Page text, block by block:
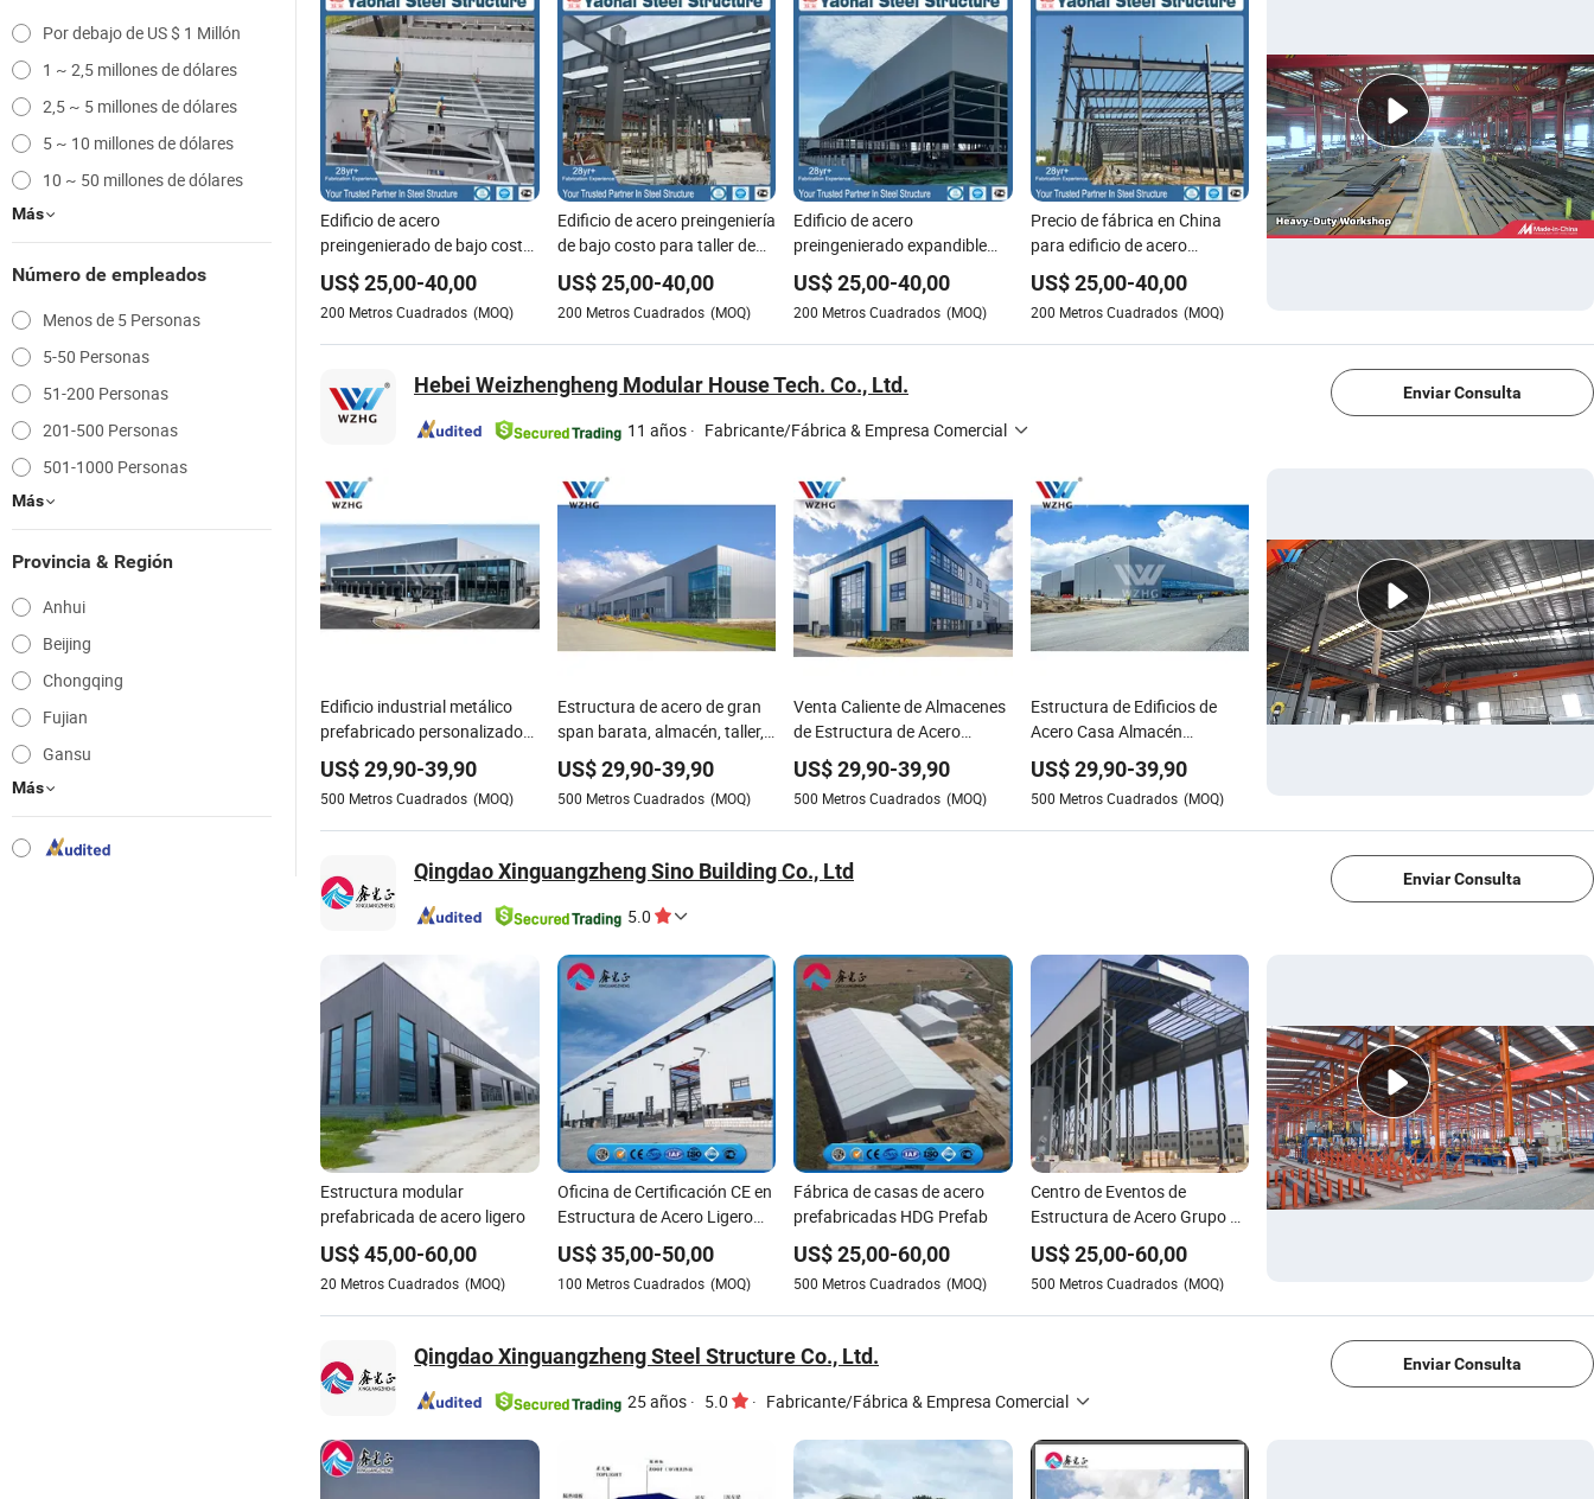
Por debajo de US $ 1 Millón
1 ~ 2,5 millones de dólares
2,5 ~ 5 millones de dólares
5 ~ 10 millones de dólares
10 ~ 50 millones de dólares
Más
Número de empleados
Menos de 5 Personas
5-50 Personas
51-200 Personas
201-500 Personas
501-1000 Personas
Más
Provincia & Región
Anhui
Beijing
Chongqing
Fujian
Gansu
Más
Edificio de acero
preingenierado de bajo costo
para taller de almacén
personalizado
US$25,00-40,00
200 Metros Cuadrados (MOQ)
Edificio de acero preingeniería
de bajo costo para taller de
almacén personalizado
US$25,00-40,00
200 Metros Cuadrados (MOQ)
Edificio de acero
preingenierado expandible
líder en la industria para
edificio de oficinas y almacén
US$25,00-40,00
200 Metros Cuadrados (MOQ)
Precio de fábrica en China
para edificio de acero
preingenierado pesado en
venta
US$25,00-40,00
200 Metros Cuadrados (MOQ)
Hebei Weizhengheng Modular House Tech. Co., Ltd.
11 años · Fabricante/Fábrica & Empresa Comercial
Enviar Consulta
Edificio industrial metálico
prefabricado personalizado
con estructura de acero
según norma australiana
US$29,90-39,90
500 Metros Cuadrados (MOQ)
Estructura de acero de gran
span barata, almacén, taller,
godown, de larga vida,
resistente a la corrosión,
edificio de metal aislado
US$29,90-39,90
500 Metros Cuadrados (MOQ)
Venta Caliente de Almacenes
de Estructura de Acero
Prefabricados, Talleres e
Instalaciones, Edificio de
Estructura Metálica Duradera
US$29,90-39,90
500 Metros Cuadrados (MOQ)
Estructura de Edificios de
Acero Casa Almacén
Supermercado Marco Ligero
Costo Infraestructura
Municipal Proveedores de
Materiales S355 S460 China
US$29,90-39,90
500 Metros Cuadrados (MOQ)
Qingdao Xinguangzheng Sino Building Co., Ltd
5.0
Enviar Consulta
Estructura modular
prefabricada de acero ligero
US$45,00-60,00
20 Metros Cuadrados (MOQ)
Oficina de Certificación CE en
Estructura de Acero Ligero
Prefabricado Solomon
US$35,00-50,00
100 Metros Cuadrados (MOQ)
Fábrica de casas de acero
prefabricadas HDG Prefab
US$25,00-60,00
500 Metros Cuadrados (MOQ)
Centro de Eventos de
Estructura de Acero Grupo de
Ingeniería Prefabricada
Edificio de Oficina
Prefabricado en Venta
US$25,00-60,00
500 Metros Cuadrados (MOQ)
Qingdao Xinguangzheng Steel Structure Co., Ltd.
25 años · 5.0 · Fabricante/Fábrica & Empresa Comercial
Enviar Consulta